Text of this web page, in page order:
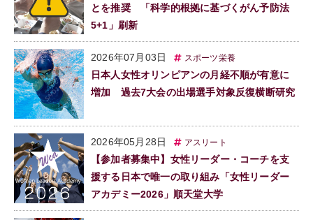
とを推奨 「科学的根拠に基づくがん予防法
5+1」刷新
2026年07月03日 スポーツ栄養
日本人女性オリンピアンの月経不順が有意に
増加 過去7大会の出場選手対象反復横断研究
2026年05月28日 アスリート
【参加者募集中】女性リーダー・コーチを支
援する日本で唯一の取り組み「女性リーダー
アカデミー2026」順天堂大学